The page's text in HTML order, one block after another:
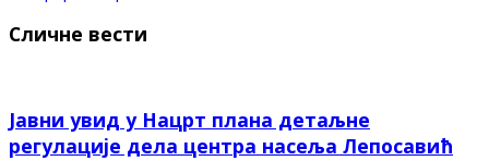
Сличне вести
Јавни увид у Нацрт плана детаљне
регулације дела центра насеља Лепосавић